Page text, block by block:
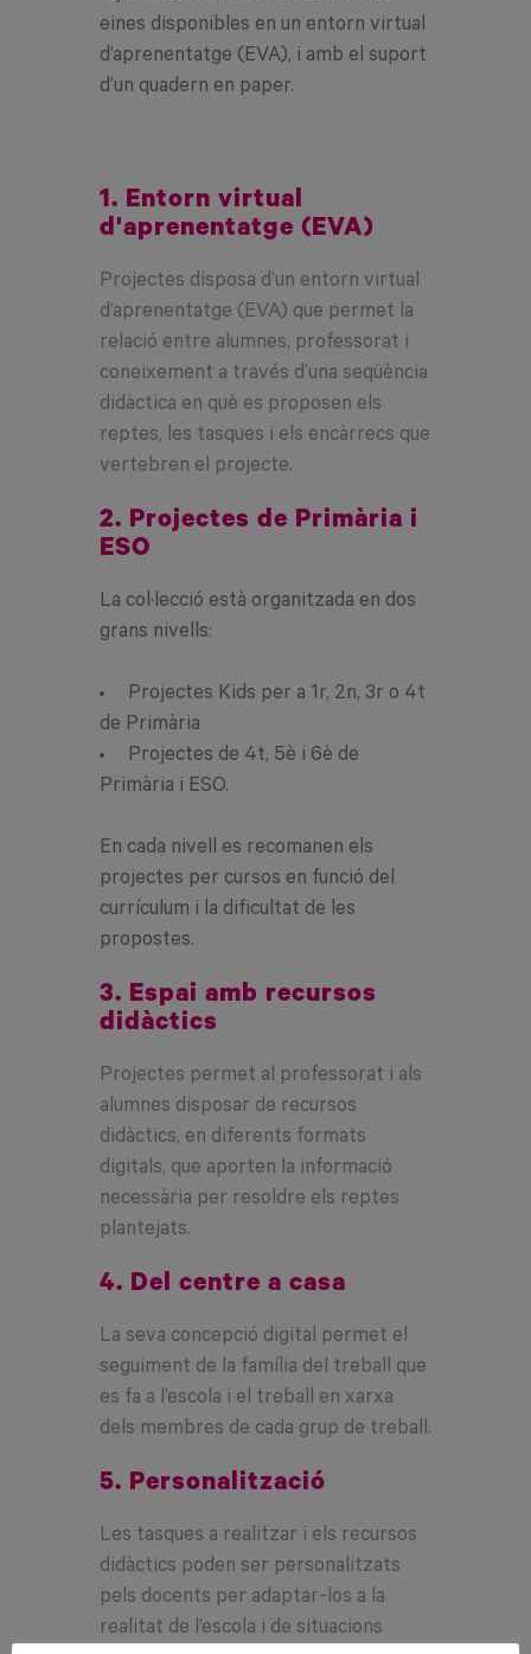
eines disponibles en un entorn virtual
d’aprenentatge (EVA), i amb el suport
d’un quadern en paper.
1. Entorn virtual
d'aprenentatge (EVA)
Projectes disposa d’un entorn virtual
d’aprenentatge (EVA) que permet la
relació entre alumnes, professorat i
coneixement a través d’una seqüència
didàctica en què es proposen els
reptes, les tasques i els encàrrecs que
vertebren el projecte.
2. Projectes de Primària i
ESO
La col·lecció està organitzada en dos
grans nivells:
Projectes Kids per a 1r, 2n, 3r o 4t
de Primària
Projectes de 4t, 5è i 6è de
Primària i ESO.
En cada nivell es recomanen els
projectes per cursos en funció del
currículum i la dificultat de les
propostes.
3. Espai amb recursos
didàctics
Projectes permet al professorat i als
alumnes disposar de recursos
didàctics, en diferents formats
digitals, que aporten la informació
necessària per resoldre els reptes
plantejats.
4. Del centre a casa
La seva concepció digital permet el
seguiment de la família del treball que
es fa a l’escola i el treball en xarxa
dels membres de cada grup de treball.
5. Personalització
Les tasques a realitzar i els recursos
didàctics poden ser personalitzats
pels docents per adaptar-los a la
realitat de l’escola i de situacions